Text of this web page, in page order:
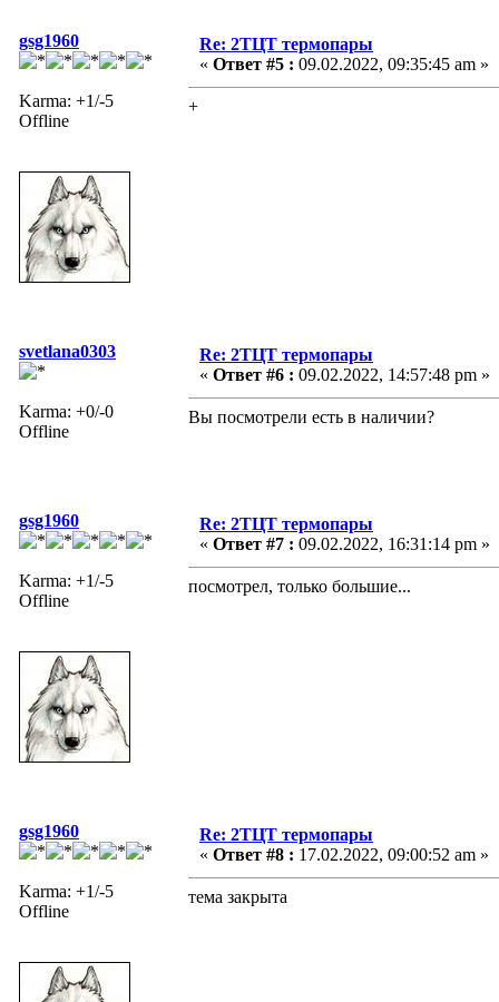
gsg1960
Karma: +1/-5
Offline
Re: 2ТЦТ термопары
« Ответ #5 : 09.02.2022, 09:35:45 am »
+
svetlana0303
Karma: +0/-0
Offline
Re: 2ТЦТ термопары
« Ответ #6 : 09.02.2022, 14:57:48 pm »
Вы посмотрели есть в наличии?
gsg1960
Karma: +1/-5
Offline
Re: 2ТЦТ термопары
« Ответ #7 : 09.02.2022, 16:31:14 pm »
посмотрел, только большие...
gsg1960
Karma: +1/-5
Offline
Re: 2ТЦТ термопары
« Ответ #8 : 17.02.2022, 09:00:52 am »
тема закрыта